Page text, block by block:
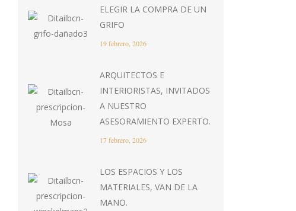
ELEGIR LA COMPRA DE UN
GRIFO
19 febrero, 2026
ARQUITECTOS E
INTERIORISTAS, INVITADOS
A NUESTRO
ASESORAMIENTO EXPERTO.
17 febrero, 2026
LOS ESPACIOS Y LOS
MATERIALES, VAN DE LA
MANO.